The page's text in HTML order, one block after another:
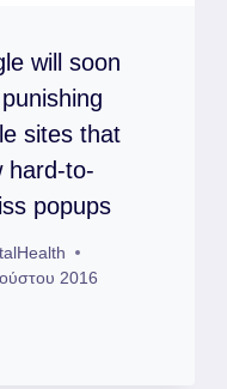
will soon
sites that
hard-to-
popups
2016